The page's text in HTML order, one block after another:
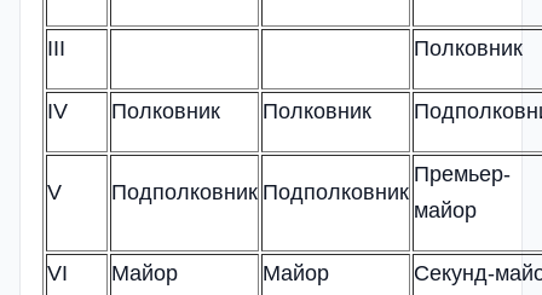
III Полковник
IV Полковник Полковник
V Подполковник Подполковник
Премьер-
майор
VI Майор Майор Секунд-